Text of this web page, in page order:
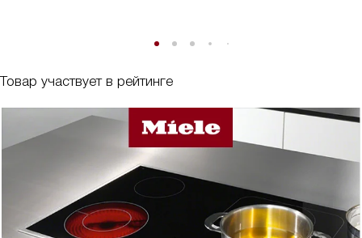
Товар участвует в рейтинге